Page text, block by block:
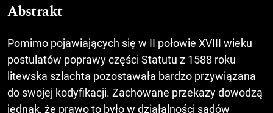
Abstrakt
Pomimo pojawiających się w II połowie XVIII wieku
postulatów poprawy części Statutu z 1588 roku
litewska szlachta pozostawała bardzo przywiązana
do swojej kodyfikacji. Zachowane przekazy dowodzą
jednak, że prawo to było w działalności sądów